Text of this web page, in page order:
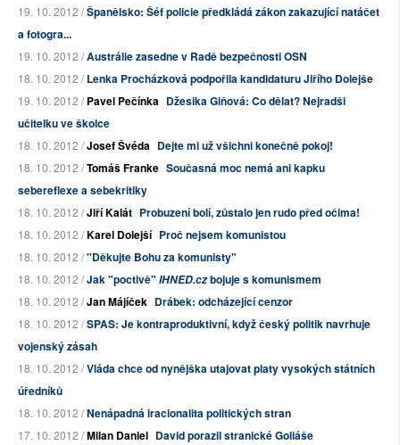
19. 10. 2012 /Španělsko: Šéf policie předkládá zákon zakazující natáčet
a fotogra...
19. 10. 2012 /Austrálie zasedne v Radě bezpečnosti OSN
18. 10. 2012 /Lenka Procházková podpořila kandidaturu Jiřího Dolejše
19. 10. 2012 /Pavel Pečínka Džesika Giňová: Co dělat? Nejradši
učitelku ve školce
18. 10. 2012 /Josef Švéda Dejte mi už všichni konečně pokoj!
18. 10. 2012 /Tomáš Franke Současná moc nemá ani kapku
sebereflexe a sebekritiky
18. 10. 2012 /Jiří Kalát Probuzení bolí, zůstalo jen rudo před očima!
18. 10. 2012 /Karel Dolejší Proč nejsem komunistou
18. 10. 2012 /"Děkujte Bohu za komunisty"
18. 10. 2012 /Jak "poctivě" IHNED.czbojuje s komunismem
18. 10. 2012 /Jan Májíček Drábek: odcházející cenzor
18. 10. 2012 /SPAS: Je kontraproduktivní, když český politik navrhuje
vojenský zásah
18. 10. 2012 /Vláda chce od nynějška utajovat platy vysokých státních
úředníků
18. 10. 2012 /Nenápadná iracionalita politických stran
17. 10. 2012 /Milan Daniel David porazil stranické Goliáše